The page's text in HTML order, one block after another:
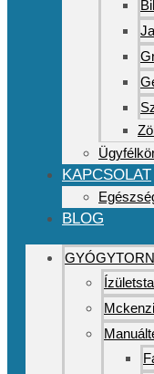
KAPCSOLAT
BLOG